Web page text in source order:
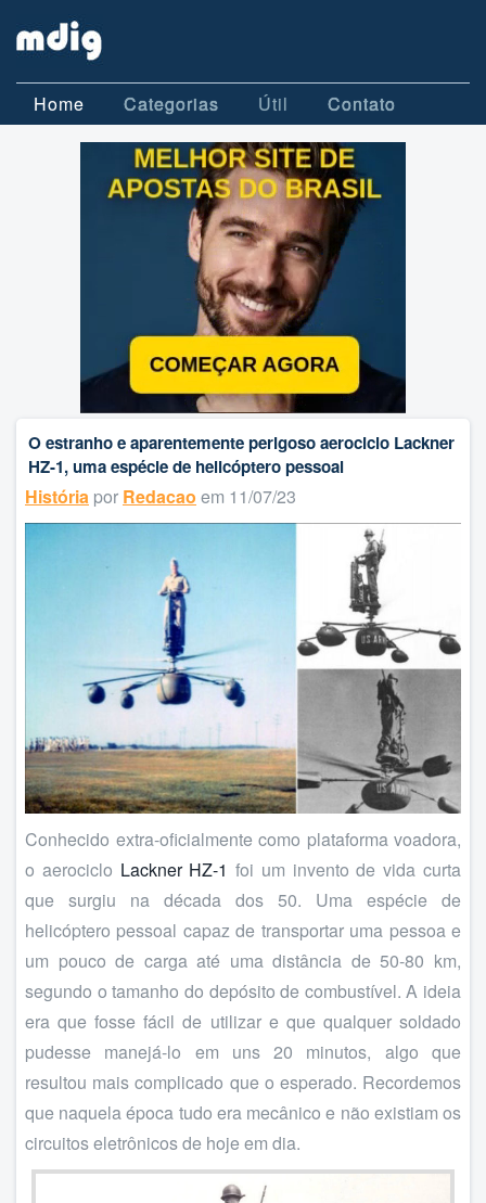
Home Categorias Útil Contato
O estranho e aparentemente perigoso aerociclo Lackner
HZ-1, uma espécie de helicóptero pessoal
História por Redacao em 11/07/23
Conhecido extra-oficialmente como plataforma voadora,
o aerociclo Lackner HZ-1 foi um invento de vida curta
que surgiu na década dos 50. Uma espécie de
helicóptero pessoal capaz de transportar uma pessoa e
um pouco de carga até uma distância de 50-80 km,
segundo o tamanho do depósito de combustível. A ideia
era que fosse fácil de utilizar e que qualquer soldado
pudesse manejá-lo em uns 20 minutos, algo que
resultou mais complicado que o esperado. Recordemos
que naquela época tudo era mecânico e não existiam os
circuitos eletrônicos de hoje em dia.